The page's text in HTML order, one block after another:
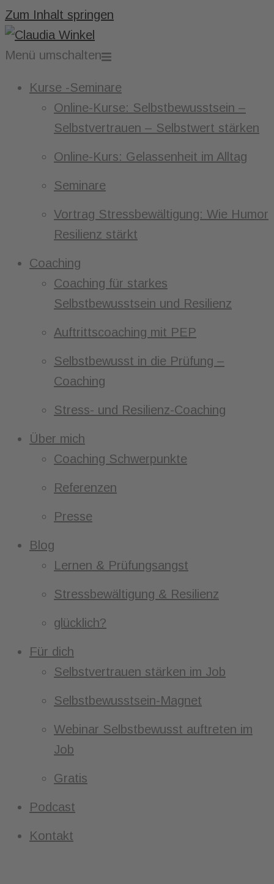
Zum Inhalt springen
Menü umschalten
Kurse -Seminare
Online-Kurse: Selbstbewusstsein –
Selbstvertrauen – Selbstwert stärken
Online-Kurs: Gelassenheit im Alltag
Seminare
Vortrag Stressbewältigung: Wie Humor
Resilienz stärkt
Coaching
Coaching für starkes
Selbstbewusstsein und Resilienz
Auftrittscoaching mit PEP
Selbstbewusst in die Prüfung –
Coaching
Stress- und Resilienz-Coaching
Über mich
Coaching Schwerpunkte
Referenzen
Presse
Blog
Lernen & Prüfungsangst
Stressbewältigung & Resilienz
glücklich?
Für dich
Selbstvertrauen stärken im Job
Selbstbewusstsein-Magnet
Webinar Selbstbewusst auftreten im
Job
Gratis
Podcast
Kontakt